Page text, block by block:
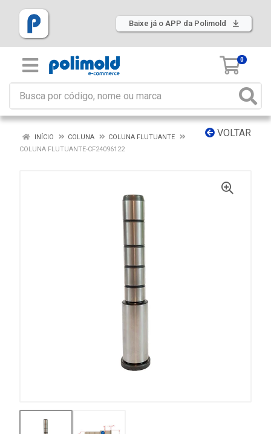
Baixe já o APP da Polimold
0
VOLTAR
INÍCIO COLUNA
COLUNA FLUTUANTE
COLUNA FLUTUANTE-CF24096122